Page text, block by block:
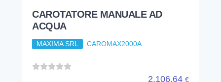
CAROTATORE MANUALE AD
ACQUA
MAXIMA SRL CAROMAX2000A
2.106,64 €